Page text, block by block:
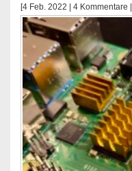
[4 Feb. 2022 | 4 Kommentare